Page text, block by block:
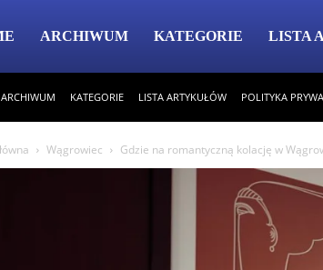
ARCHIWUM KATEGORIE LISTA
ARCHIWUM KATEGORIE LISTA ARTYKUŁÓW POLITYKA
Wągrowiec Gdzie na romantyczną kolację w